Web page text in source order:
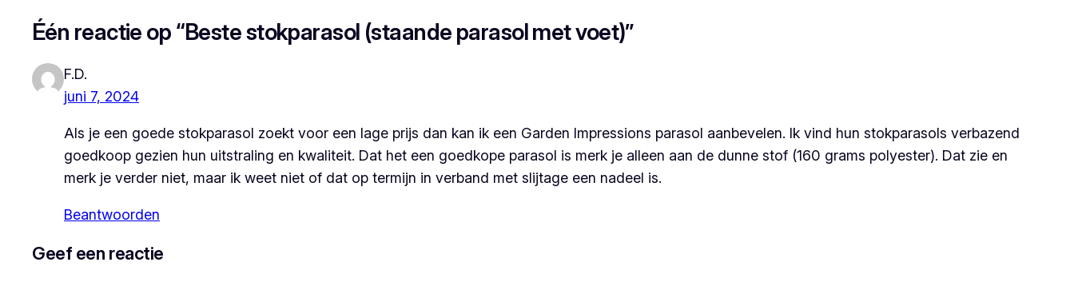
Één reactie op “Beste stokparasol (staande parasol met voet)”
F.D.
juni 7, 2024
Als je een goede stokparasol zoekt voor een lage prijs dan kan ik een Garden Impressions parasol aanbevelen. Ik vind hun stokparasols verbazend
goedkoop gezien hun uitstraling en kwaliteit. Dat het een goedkope parasol is merk je alleen aan de dunne stof (160 grams polyester). Dat zie en
merk je verder niet, maar ik weet niet of dat op termijn in verband met slijtage een nadeel is.
Beantwoorden
Geef een reactie